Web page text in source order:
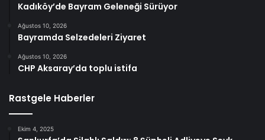
Kadıköy’de Bayram Geleneği Sürüyor
Ağustos 10, 2026
Bayramda Selzedeleri Ziyaret
Ağustos 10, 2026
CHP Aksaray’da toplu istifa
Rastgele Haberler
Ekim 4, 2025